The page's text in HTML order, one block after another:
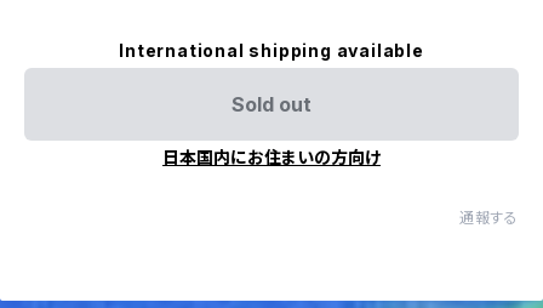
International shipping available
Sold out
日本国内にお住まいの方向け
通報する